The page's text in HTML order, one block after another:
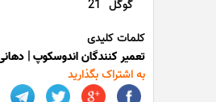
گوگل 21
کلمات کلیدی
تعمیر کنندگان اندوسکوپ|
به اشتراک بگذارید